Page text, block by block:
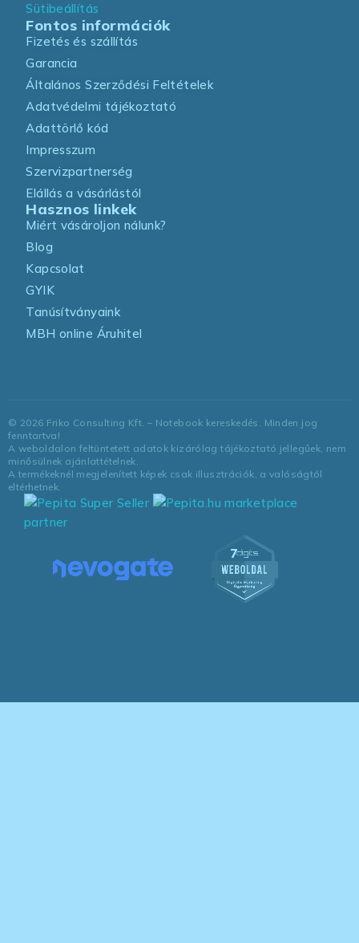
Sütibeállítás
Fontos információk
Fizetés és szállítás
Garancia
Általános Szerződési Feltételek
Adatvédelmi tájékoztató
Adattörlő kód
Impresszum
Szervizpartnerség
Elállás a vásárlástól
Hasznos linkek
Miért vásároljon nálunk?
Blog
Kapcsolat
GYIK
Tanúsítványaink
MBH online Áruhitel
© 2026 Friko Consulting Kft. – Notebook kereskedés. Minden jog
fenntartva!
A weboldalon feltüntetett adatok kizárólag tájékoztató jellegűek, nem
minősülnek ajánlattételnek.
A termékeknél megjelenített képek csak illusztrációk, a valóságtól
eltérhetnek.
marketplace
partner